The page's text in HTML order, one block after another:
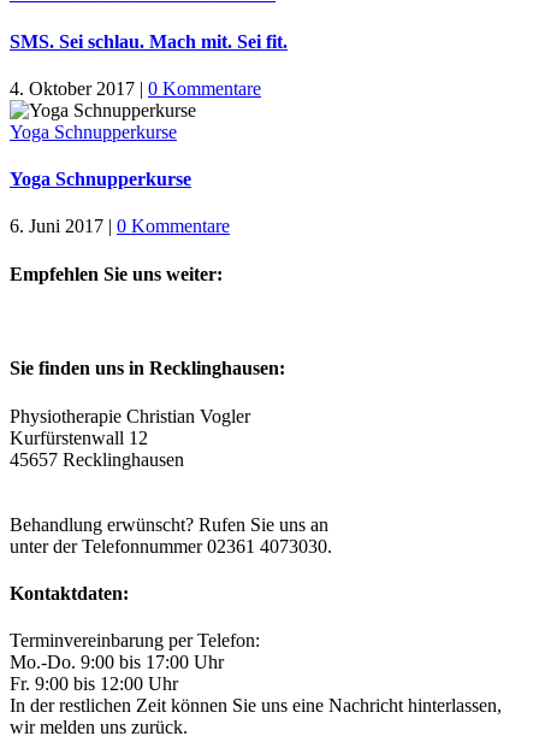
SMS. Sei schlau. Mach mit. Sei fit.
4. Oktober 2017 | 0 Kommentare
Yoga Schnupperkurse
Yoga Schnupperkurse
6. Juni 2017 0 Kommentare
Empfehlen Sie uns weiter:
Sie finden uns in Recklinghausen:
Physiotherapie Christian Vogler
Kurfürstenwall 12
45657 Recklinghausen
Behandlung erwünscht? Rufen Sie uns an
unter der Telefonnummer 02361 4073030.
Kontaktdaten:
Terminvereinbarung per Telefon:
Mo.-Do. 9:00 bis 17:00 Uhr
Fr. 9:00 bis 12:00 Uhr
In der restlichen Zeit können Sie uns eine Nachricht hinterlassen,
wir melden uns zurück.